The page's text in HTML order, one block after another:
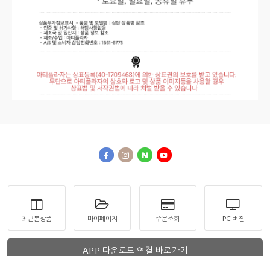
최근본상품 마이페이지 주문조회 PC 버젼
APP 다운로드 연결 바로가기